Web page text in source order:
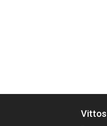
Vittos